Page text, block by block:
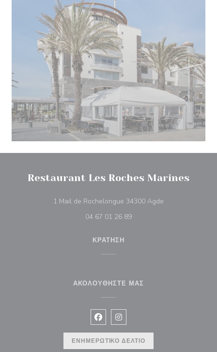
Restaurant Les Roches Marines
1 Mail de Rochelongue 34300 Agde
04 67 01 26 89
ΚΡΆΤΗΣΗ
ΑΚΟΛΟΥΘΉΣΤΕ ΜΑΣ
Facebook ((ανοίγει σε νέο
Instagram ((ανοίγει σε νέο
ΕΝΗΜΕΡΩΤΙΚΌ ΔΕΛΤΊΟ